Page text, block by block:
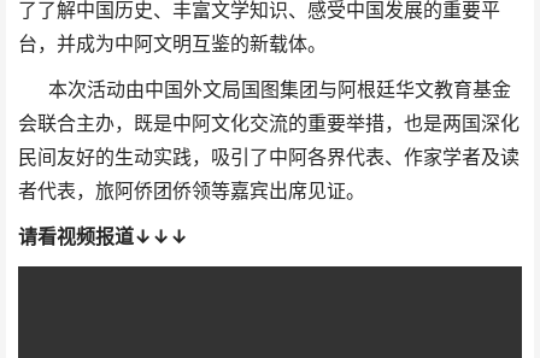
了了解中国历史、丰富文学知识、感受中国发展的重要平
台，并成为中阿文明互鉴的新载体。
本次活动由中国外文局国图集团与阿根廷华文教育基金
会联合主办，既是中阿文化交流的重要举措，也是两国深化
民间友好的生动实践，吸引了中阿各界代表、作家学者及读
者代表，旅阿侨团侨领等嘉宾出席见证。
请看视频报道↓↓↓